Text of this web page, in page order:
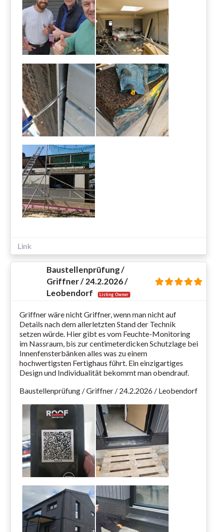
Link
Baustellenprüfung /
Griffner / 24.2.2026 /
Leobendorf
Listing Owner
Griffner wäre nicht Griffner, wenn man nicht auf
Details nach dem allerletzten Stand der Technik
setzen würde. Hier gibt es vom Feuchte-Monitoring
im Nassraum, bis zur centimeterdicken Schutzlage bei
Innenfensterbänken alles was zu einem
hochwertigsten Fertighaus führt. Ein einzigartiges
Design und Individualität bekommt man obendrauf.
Baustellenprüfung / Griffner / 24.2.2026 / Leobendorf